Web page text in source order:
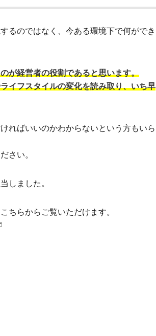
るのではなく、今ある環境下で何ができ
が経営者の役割であると思います。
イフスタイルの変化を読み取り、いち早
ればいいのかわからないという方もいら
さい。
ました。
らからご覧いただけます。